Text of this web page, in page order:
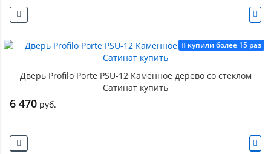
купили более 15 раз
Дверь Profilo Porte PSU-12 Каменное дерево со стеклом
Сатинат купить
6 470 руб.